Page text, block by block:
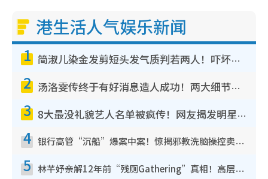
港生活人气娱乐新闻
1 简淑儿染金发剪短头发气质判若两人！吓坏老公麦大力都认不出：“你做什么？”
2 汤洛雯传终于有好消息造人成功！两大细节曝孕味极浓引猜测：大肚婆先会咁！
3 8大最没礼貌艺人名单被疯传！网友揭发明星真面目，一致数落这一位是无品天花板？
4 银行高管“沉船”爆案中案！惊揭邪教洗脑操控卖淫被吞600万，幕后黑手讲多错多
5 林芊妤亲解12年前“残厕Gathering”真相！高层解约一句话重创尊严，至今拒返TVB